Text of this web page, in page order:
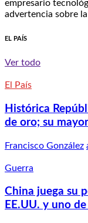
empresario
advertencia sobre
EL PAÍS
Ver todo
El País
Histórica
de oro; su
Francisco González
Guerra
China juega su
EE.UU. y uno